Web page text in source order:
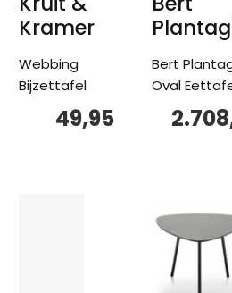
Kramer
Webbing
Bijzettafel
49,95
Bert
Oval